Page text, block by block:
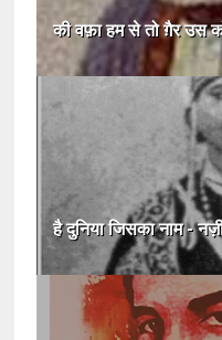
की वफ़ा हम से तो ग़ैर उस
है दुनिया जिसका नाम -